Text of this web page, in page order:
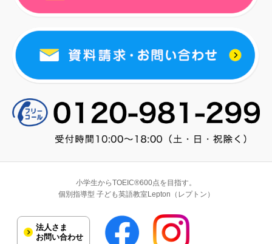
小学生からTOEIC®600点を目指す。
個別指導型 子ども英語教室Lepton（レプトン）
法人さま
お問い合わせ